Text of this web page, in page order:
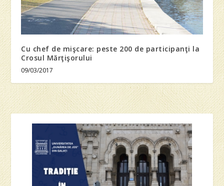
Cu chef de mişcare: peste 200 de participanţi la
Crosul Mărţişorului
09/03/2017